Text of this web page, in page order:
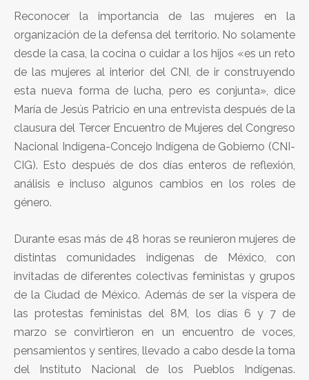
Reconocer la importancia de las mujeres en la
organización de la defensa del territorio. No solamente
desde la casa, la cocina o cuidar a los hijos «es un reto
de las mujeres al interior del CNI, de ir construyendo
esta nueva forma de lucha, pero es conjunta», dice
María de Jesús Patricio en una entrevista después de la
clausura del Tercer Encuentro de Mujeres del Congreso
Nacional Indígena-Concejo Indígena de Gobierno (CNI-
CIG). Esto después de dos días enteros de reflexión,
análisis e incluso algunos cambios en los roles de
género.
Durante esas más de 48 horas se reunieron mujeres de
distintas comunidades indígenas de México, con
invitadas de diferentes colectivas feministas y grupos
de la Ciudad de México. Además de ser la víspera de
las protestas feministas del 8M, los días 6 y 7 de
marzo se convirtieron en un encuentro de voces,
pensamientos y sentires, llevado a cabo desde la toma
del Instituto Nacional de los Pueblos Indígenas.